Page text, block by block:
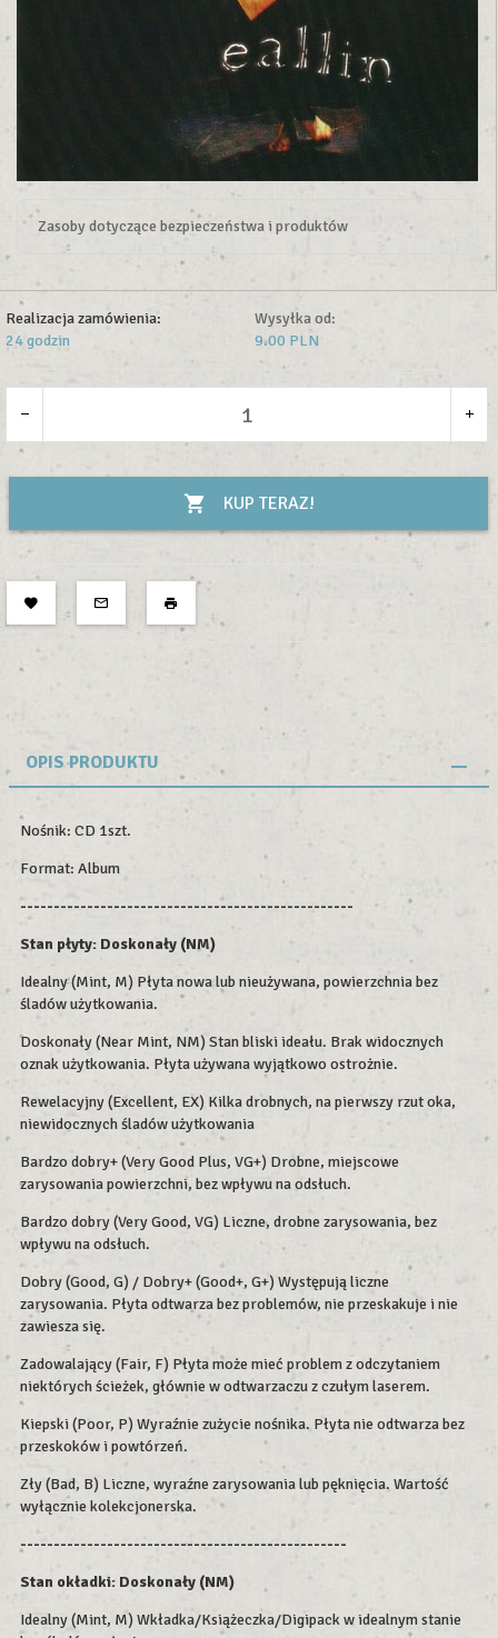
Zasoby dotyczące bezpieczeństwa i produktów
Realizacja zamówienia:
24 godzin
Wysyłka od:
9.00 PLN
KUP TERAZ!
OPIS PRODUKTU
Nośnik: CD 1szt.
Format: Album
--------------------------------------------------
Stan płyty: Doskonały (NM)
Idealny (Mint, M) Płyta nowa lub nieużywana, powierzchnia bez
śladów użytkowania.
Doskonały (Near Mint, NM) Stan bliski ideału. Brak widocznych
oznak użytkowania. Płyta używana wyjątkowo ostrożnie.
Rewelacyjny (Excellent, EX) Kilka drobnych, na pierwszy rzut oka,
niewidocznych śladów użytkowania
Bardzo dobry+ (Very Good Plus, VG+) Drobne, miejscowe
zarysowania powierzchni, bez wpływu na odsłuch.
Bardzo dobry (Very Good, VG) Liczne, drobne zarysowania, bez
wpływu na odsłuch.
Dobry (Good, G) / Dobry+ (Good+, G+) Występują liczne
zarysowania. Płyta odtwarza bez problemów, nie przeskakuje i nie
zawiesza się.
Zadowalający (Fair, F) Płyta może mieć problem z odczytaniem
niektórych ścieżek, głównie w odtwarzaczu z czułym laserem.
Kiepski (Poor, P) Wyraźnie zużycie nośnika. Płyta nie odtwarza bez
przeskoków i powtórzeń.
Zły (Bad, B) Liczne, wyraźne zarysowania lub pęknięcia. Wartość
wyłącznie kolekcjonerska.
-------------------------------------------------
Stan okładki: Doskonały (NM)
Idealny (Mint, M) Wkładka/Książeczka/Digipack w idealnym stanie